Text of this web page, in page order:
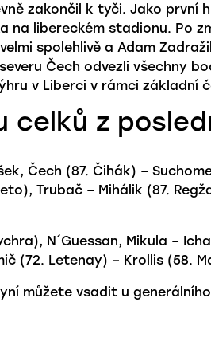
zakončil k tyči. Jako první
na libereckém stadionu. Po
spolehlivě a Adam
Čech odvezli všechny
v Liberci v rámci základní
celků z
Čech (87. Čihák) –
Trubač – Mihálik (87.
N´Guessan, Mikula –
(72. Letenay) – Krollis (58.
můžete vsadit u